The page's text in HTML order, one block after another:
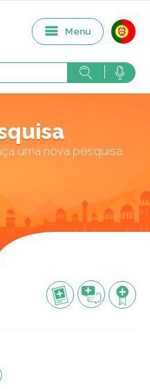
Menu
uma nova pesquisa